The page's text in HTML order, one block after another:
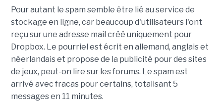
Pour autant le spam semble être lié au service de
stockage en ligne, car beaucoup d'utilisateurs l'ont
reçu sur une adresse mail créé uniquement pour
Dropbox. Le pourriel est écrit en allemand, anglais et
néerlandais et propose de la publicité pour des sites
de jeux, peut-on lire sur les forums. Le spam est
arrivé avec fracas pour certains, totalisant 5
messages en 11 minutes.